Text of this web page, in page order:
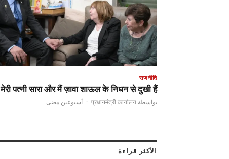
राजनीति
मेरी पत्नी सारा और मैं ज़ावा शाऊल के निधन से दुखी हैं,…
بواسطة प्रधानमंत्री कार्यालय · أسبوعين مضى
الأكثر قراءة